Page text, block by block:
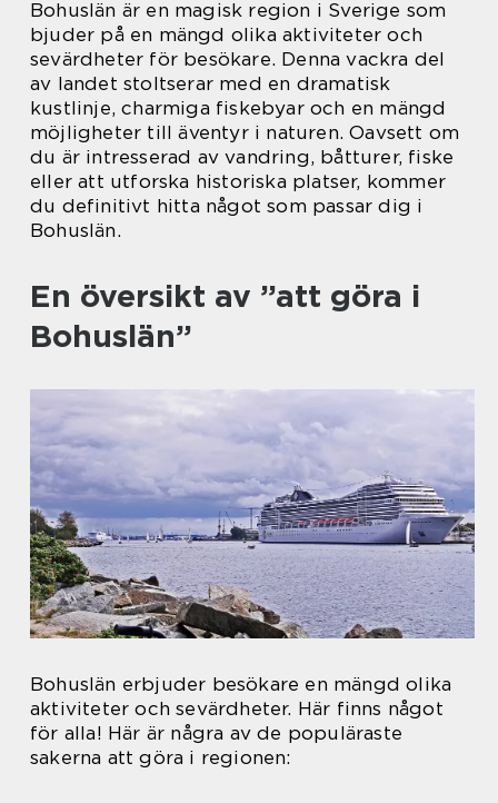
Bohuslän är en magisk region i Sverige som
bjuder på en mängd olika aktiviteter och
sevärdheter för besökare. Denna vackra del
av landet stoltserar med en dramatisk
kustlinje, charmiga fiskebyar och en mängd
möjligheter till äventyr i naturen. Oavsett om
du är intresserad av vandring, båtturer, fiske
eller att utforska historiska platser, kommer
du definitivt hitta något som passar dig i
Bohuslän.
En översikt av ”att göra i
Bohuslän”
Bohuslän erbjuder besökare en mängd olika
aktiviteter och sevärdheter. Här finns något
för alla! Här är några av de populäraste
sakerna att göra i regionen: